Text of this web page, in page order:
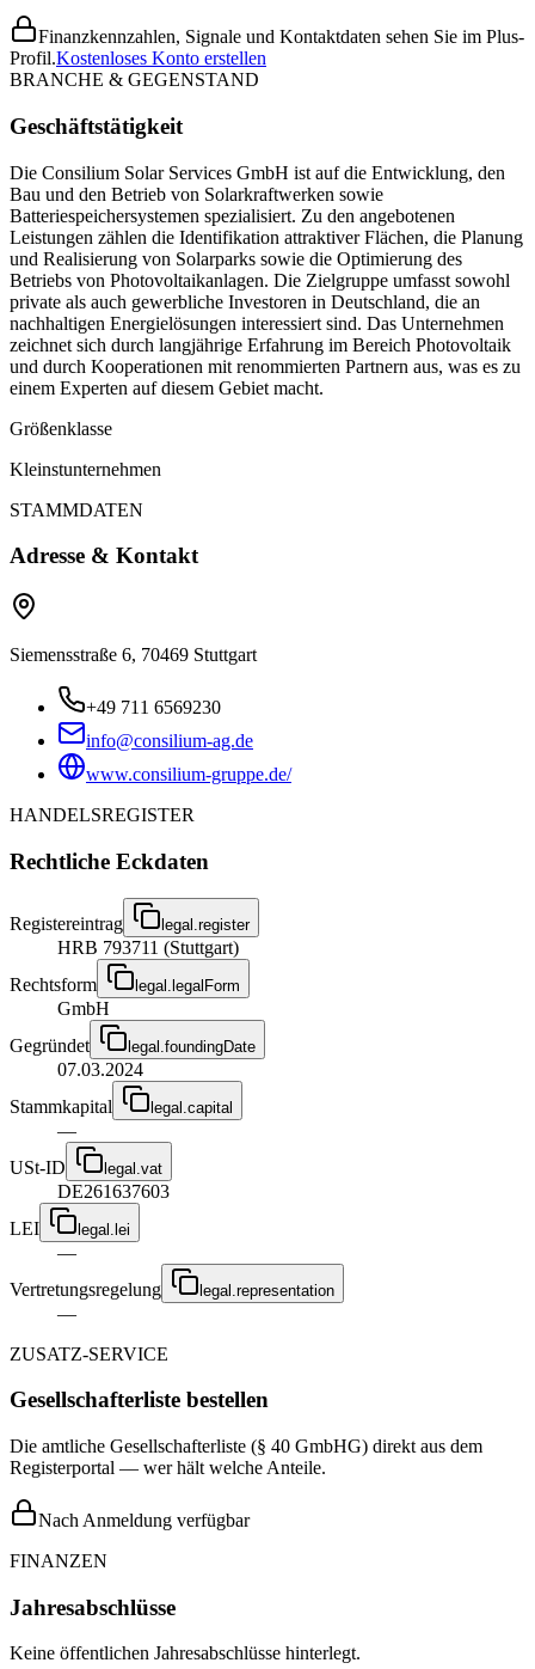
Finanzkennzahlen, Signale und Kontaktdaten sehen Sie im Plus-
Profil.Kostenloses Konto erstellen
BRANCHE & GEGENSTAND
Geschäftstätigkeit
Die Consilium Solar Services GmbH ist auf die Entwicklung, den
Bau und den Betrieb von Solarkraftwerken sowie
Batteriespeichersystemen spezialisiert. Zu den angebotenen
Leistungen zählen die Identifikation attraktiver Flächen, die Planung
und Realisierung von Solarparks sowie die Optimierung des
Betriebs von Photovoltaikanlagen. Die Zielgruppe umfasst sowohl
private als auch gewerbliche Investoren in Deutschland, die an
nachhaltigen Energielösungen interessiert sind. Das Unternehmen
zeichnet sich durch langjährige Erfahrung im Bereich Photovoltaik
und durch Kooperationen mit renommierten Partnern aus, was es zu
einem Experten auf diesem Gebiet macht.
Größenklasse
Kleinstunternehmen
STAMMDATEN
Adresse & Kontakt
Siemensstraße 6, 70469 Stuttgart
+49 711 6569230
info@consilium-ag.de
www.consilium-gruppe.de/
HANDELSREGISTER
Rechtliche Eckdaten
Registereintrag legal.register
HRB 793711 (Stuttgart)
Rechtsform
legal.legalForm
GmbH
Gegründet
legal.foundingDate
07.03.2024
Stammkapital
legal.capital
—
USt-ID
legal.vat
DE261637603
LEI
legal.lei
—
Vertretungsregelung
legal.representation
—
ZUSATZ-SERVICE
Gesellschafterliste bestellen
Die amtliche Gesellschafterliste (§ 40 GmbHG) direkt aus dem
Registerportal — wer hält welche Anteile.
Nach Anmeldung verfügbar
FINANZEN
Jahresabschlüsse
Keine öffentlichen Jahresabschlüsse hinterlegt.